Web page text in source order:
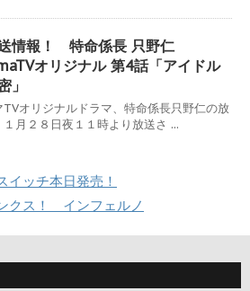
情報！ 特命係長 只野仁
オリジナル 第4話「アイドル
」
TVオリジナルドラマ、特命係長只野仁の放
１月２８日夜１１時より放送さ ...
イッチ本日発売！
クス！ インフェルノ